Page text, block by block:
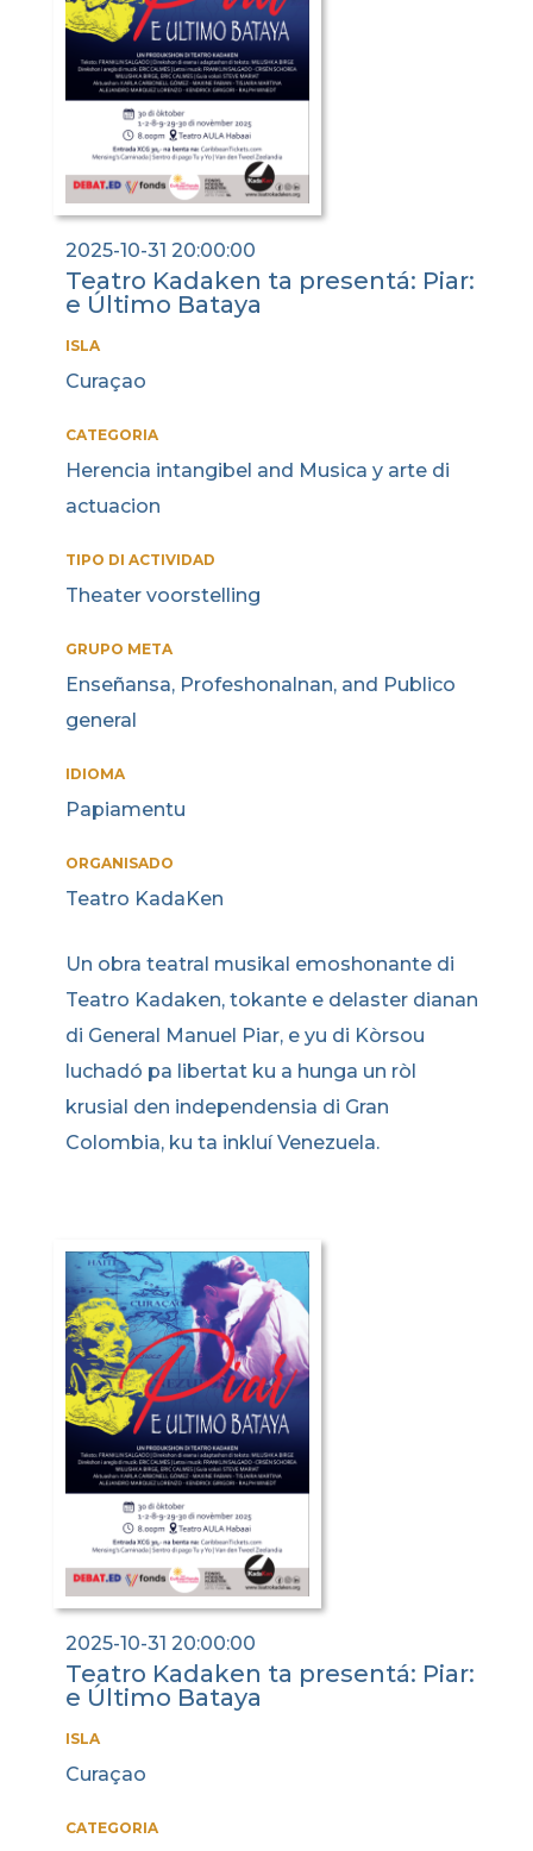
2025-10-31 20:00:00
Teatro Kadaken ta presentá: Piar:
e Último Bataya
ISLA
Curaçao
CATEGORIA
Herencia intangibel and Musica y arte di
actuacion
TIPO DI ACTIVIDAD
Theater voorstelling
GRUPO META
Enseñansa, Profeshonalnan, and Publico
general
IDIOMA
Papiamentu
ORGANISADO
Teatro KadaKen
Un obra teatral musikal emoshonante di
Teatro Kadaken, tokante e delaster dianan
di General Manuel Piar, e yu di Kòrsou
luchadó pa libertat ku a hunga un ròl
krusial den independensia di Gran
Colombia, ku ta inkluí Venezuela.
2025-10-31 20:00:00
Teatro Kadaken ta presentá: Piar:
e Último Bataya
ISLA
Curaçao
CATEGORIA